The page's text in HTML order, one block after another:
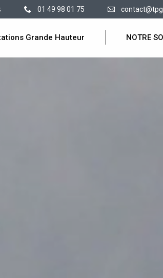
01 49 98 01 75
Grande Hauteur NOTRE